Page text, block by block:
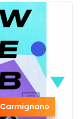
Carmignano